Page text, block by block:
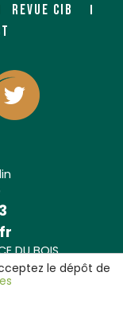
REVUE CIB
DU BOIS
le dépôt de